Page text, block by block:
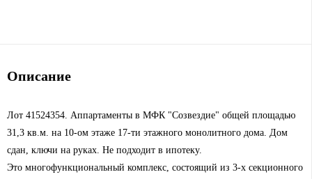
Описание
Лот 41524354. Аппартаменты в МФК "Созвездие" общей площадью
31,3 кв.м. на 10-ом этаже 17-ти этажного монолитного дома. Дом
сдан, ключи на руках. Не подходит в ипотеку.
Это многофункциональный комплекс, состоящий из 3-х секционного